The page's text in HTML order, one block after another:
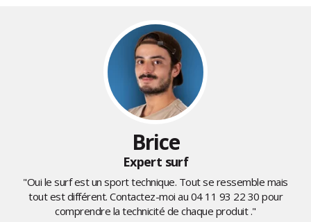
Brice
Expert surf
"Oui le surf est un sport technique. Tout se ressemble mais
tout est différent. Contactez-moi au 04 11 93 22 30 pour
comprendre la technicité de chaque produit ."